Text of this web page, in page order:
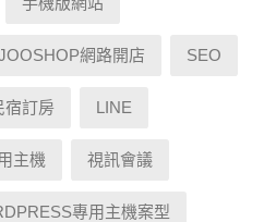
網路開店 SEO
宿訂房 LINE
主機 視訊會議
專用主機案型